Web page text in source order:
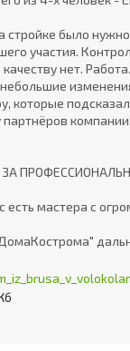
стройке было
участия.
нет.
которые
есть мастера с